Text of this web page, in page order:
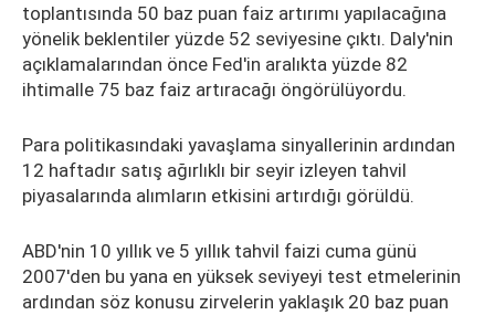
toplantısında 50 baz puan faiz artırımı yapılacağına
yönelik beklentiler yüzde 52 seviyesine çıktı. Daly'nin
açıklamalarından önce Fed'in aralıkta yüzde 82
ihtimalle 75 baz faiz artıracağı öngörülüyordu.
Para politikasındaki yavaşlama sinyallerinin ardından
12 haftadır satış ağırlıklı bir seyir izleyen tahvil
piyasalarında alımların etkisini artırdığı görüldü.
ABD'nin 10 yıllık ve 5 yıllık tahvil faizi cuma günü
2007'den bu yana en yüksek seviyeyi test etmelerinin
ardından söz konusu zirvelerin yaklaşık 20 baz puan